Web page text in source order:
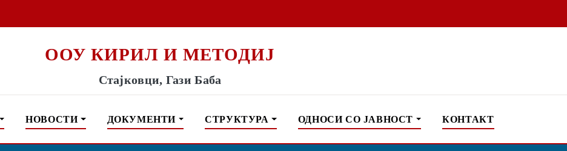
ООУ КИРИЛ И МЕТОДИЈ
Стајковци, Гази Баба
НОВОСТИ ДОКУМЕНТИ СТРУКТУРА ОДНОСИ СО ЈАВНОСТ КОНТАКТ